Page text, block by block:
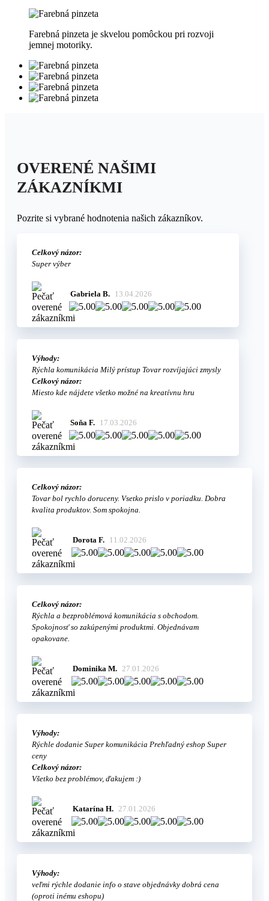
Farebná pinzeta je skvelou pomôckou pri rozvoji
jemnej motoriky.
OVERENÉ NAŠIMI
ZÁKAZNÍKMI
Pozrite si vybrané hodnotenia našich zákazníkov.
Celkový názor:
Super výber
Gabriela B. 13.04.2026
Výhody:
Rýchla komunikácia Milý prístup Tovar rozvíjajúci zmysly
Celkový názor:
Miesto kde nájdete všetko možné na kreatívnu hru
Soňa F. 17.03.2026
Celkový názor:
Tovar bol rychlo doruceny. Vsetko prislo v poriadku. Dobra
kvalita produktov. Som spokojna.
Dorota F. 11.02.2026
Celkový názor:
Rýchla a bezproblémová komunikácia s obchodom.
Spokojnosť so zakúpenými produktmi. Objednávam
opakovane.
Dominika M. 27.01.2026
Výhody:
Rýchle dodanie Super komunikácia Prehľadný eshop Super
ceny
Celkový názor:
Všetko bez problémov, ďakujem :)
Katarína H. 27.01.2026
Výhody:
veľmi rýchle dodanie info o stave objednávky dobrá cena
(oproti inému eshopu)